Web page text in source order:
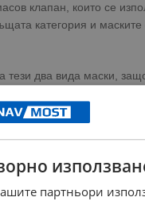
клапан, които се
категория и
два вида маски,
свободно издишвания
на
разпространяването
Стела Кириакиду
партньори